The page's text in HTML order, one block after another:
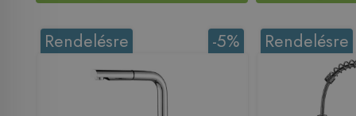
-5%
Rendelésre Rendelésre